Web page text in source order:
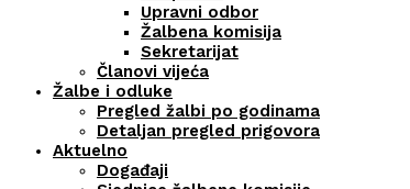
Upravni odbor
Žalbena komisija
Sekretarijat
Članovi vijeća
Žalbe i odluke
Pregled žalbi po godinama
Detaljan pregled prigovora
Aktuelno
Događaji